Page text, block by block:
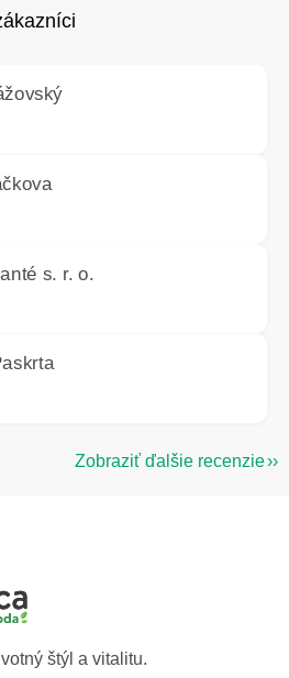
obchodu je 5 z 5 hviezdičiek.
obchodu je 5 z 5 hviezdičiek.
s. r. o.
obchodu je 5 z 5 hviezdičiek.
obchodu je 5 z 5 hviezdičiek.
Zobraziť ďalšie recenzie
štýl a vitalitu.